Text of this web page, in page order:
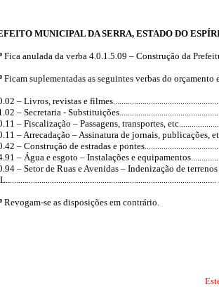
MUNICIPAL DA SERRA, ESTADO DO
Fica anulada da verba 4.0.1.5.09 – Construção da
Ficam suplementadas as seguintes verbas do orçamento
– Livros, revistas e filmes
– Secretaria - Substituições
– Fiscalização – Passagens, transportes, etc
– Arrecadação – Assinatura de jornais, publicações,
– Construção de estradas e pontes
– Água e esgoto – Instalações e equipamentos
– Setor de Ruas e Avenidas – Indenização de
....................................................................................................
Revogam-se as disposições em contrário.